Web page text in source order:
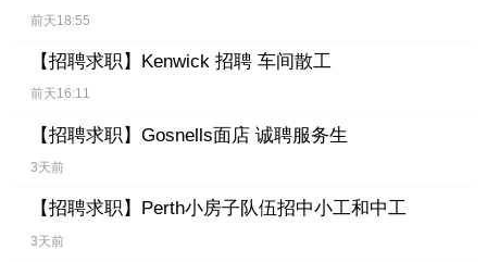
前天18:55
【招聘求职】 Kenwick 招聘 车间散工
前天16:11
【招聘求职】 Gosnells面店 诚聘服务生
3天前
【招聘求职】 Perth小房子队伍招中小工和中工
3天前